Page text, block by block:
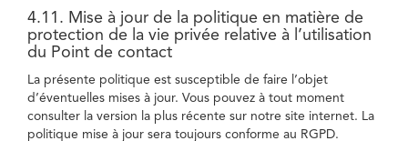
4.11. Mise à jour de la politique en matière de
protection de la vie privée relative à l’utilisation
du Point de contact
La présente politique est susceptible de faire l’objet
d’éventuelles mises à jour. Vous pouvez à tout moment
consulter la version la plus récente sur notre site internet. La
politique mise à jour sera toujours conforme au RGPD.